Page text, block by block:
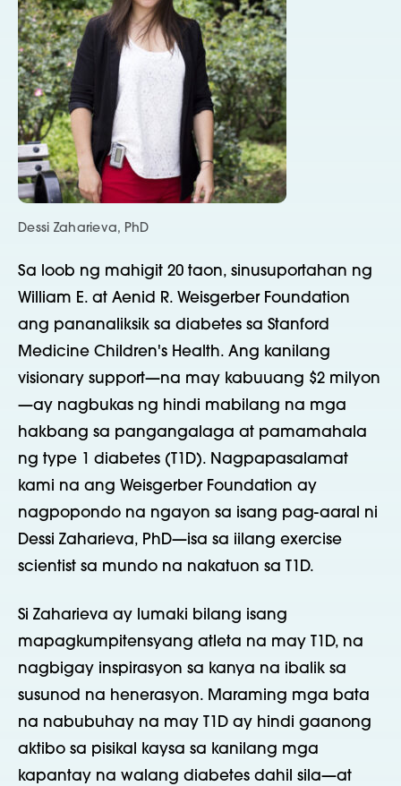
Dessi Zaharieva, PhD
Sa loob ng mahigit 20 taon, sinusuportahan ng
William E. at Aenid R. Weisgerber Foundation
ang pananaliksik sa diabetes sa Stanford
Medicine Children's Health. Ang kanilang
visionary support—na may kabuuang $2 milyon
—ay nagbukas ng hindi mabilang na mga
hakbang sa pangangalaga at pamamahala
ng type 1 diabetes (T1D). Nagpapasalamat
kami na ang Weisgerber Foundation ay
nagpopondo na ngayon sa isang pag-aaral ni
Dessi Zaharieva, PhD—isa sa iilang exercise
scientist sa mundo na nakatuon sa T1D.
Si Zaharieva ay lumaki bilang isang
mapagkumpitensyang atleta na may T1D, na
nagbigay inspirasyon sa kanya na ibalik sa
susunod na henerasyon. Maraming mga bata
na nabubuhay na may T1D ay hindi gaanong
aktibo sa pisikal kaysa sa kanilang mga
kapantay na walang diabetes dahil sila—at